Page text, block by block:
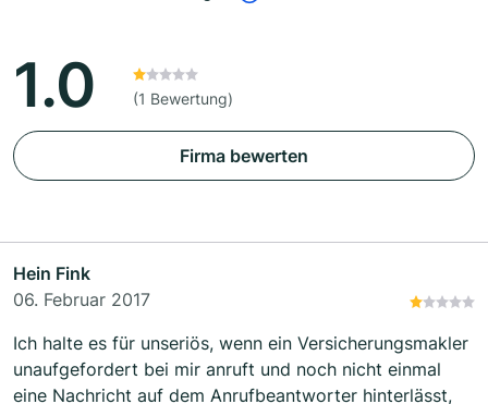
1.0 (1 Bewertung)
Firma bewerten
Hein Fink
06. Februar 2017
Ich halte es für unseriös, wenn ein Versicherungsmakler
unaufgefordert bei mir anruft und noch nicht einmal
eine Nachricht auf dem Anrufbeantworter hinterlässt,